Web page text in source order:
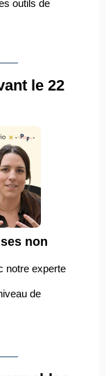
outils de
le 22
non
notre experte
de